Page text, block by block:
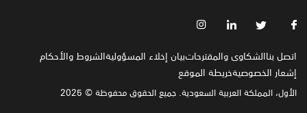
اتصل بناالشكاوى والمقترحاتبيان إخلاء المسؤوليةالشروط والأحكام
إشعار الخصوصية‍خريطة الموقع
الأول، المملكة العربية السعودية. جميع الحقوق محفوظة © 2025